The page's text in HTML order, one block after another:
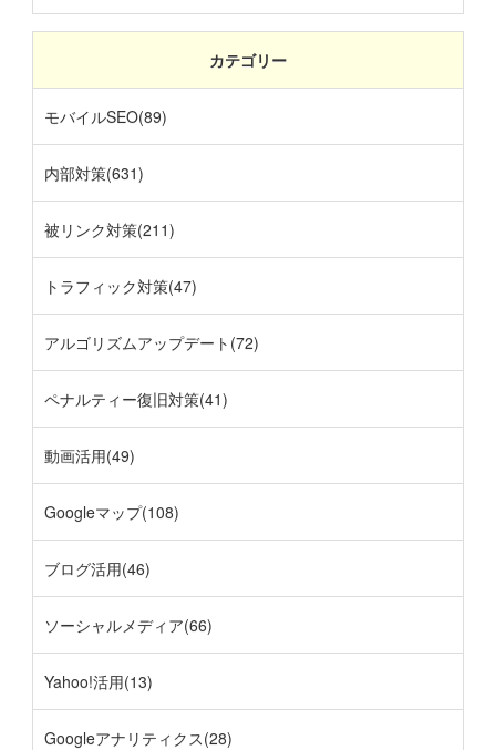
カテゴリー
モバイルSEO(89)
内部対策(631)
被リンク対策(211)
トラフィック対策(47)
アルゴリズムアップデート(72)
ペナルティー復旧対策(41)
動画活用(49)
Googleマップ(108)
ブログ活用(46)
ソーシャルメディア(66)
Yahoo!活用(13)
Googleアナリティクス(28)